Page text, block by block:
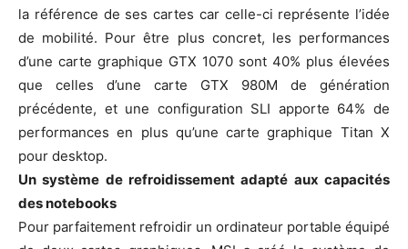
la référence de ses cartes car celle-ci représente l’idée
de mobilité. Pour être plus concret, les performances
d’une carte graphique GTX 1070 sont 40% plus élevées
que celles d’une carte GTX 980M de génération
précédente, et une configuration SLI apporte 64% de
performances en plus qu’une carte graphique Titan X
pour desktop.
Un système de refroidissement adapté aux capacités
des notebooks
Pour parfaitement refroidir un ordinateur portable équipé